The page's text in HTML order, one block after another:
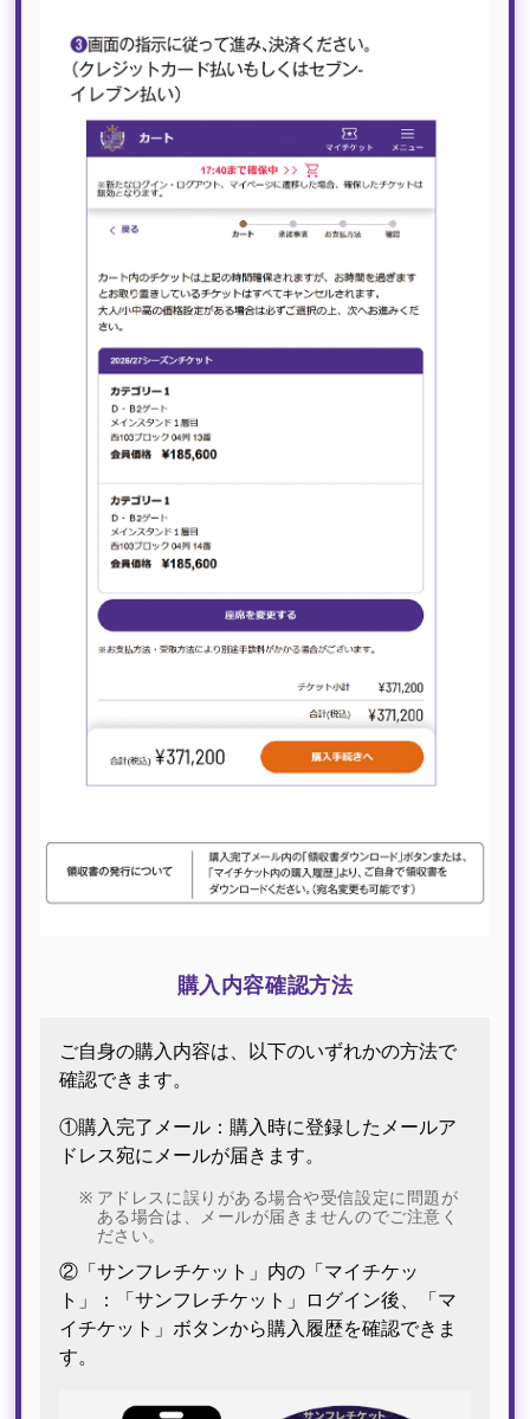
購入内容確認方法
ご自身の購入内容は、以下のいずれかの方法で
確認できます。
①購入完了メール：購入時に登録したメールア
ドレス宛にメールが届きます。
アドレスに誤りがある場合や受信設定に問題が
ある場合は、メールが届きませんのでご注意く
ださい。
②「サンフレチケット」内の「マイチケッ
ト」：「サンフレチケット」ログイン後、「マ
イチケット」ボタンから購入履歴を確認できま
す。